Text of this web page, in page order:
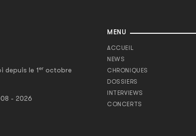
depuis le 1er octobre
- 2026
MENU
ACCUEIL
NEWS
CHRONIQUES
DOSSIERS
INTERVIEWS
CONCERTS